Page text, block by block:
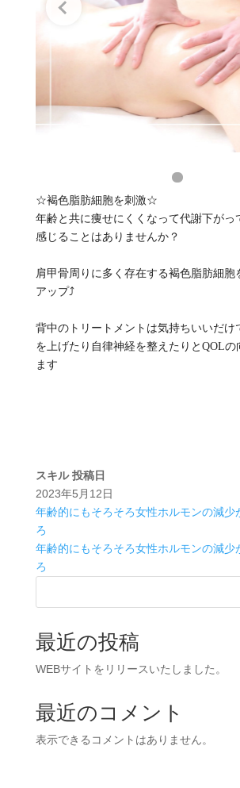
☆褐色脂肪細胞を刺激☆
年齢と共に痩せにくくなって代謝下がっ
感じることはありませんか？
肩甲骨周りに多く存在する褐色脂肪細胞
アップ⤴️
背中のトリートメントは気持ちいいだけ
を上げたり自律神経を整えたりとQOLの
ます
スキル 投稿日
2023年5月12日
年齢的にもそろそろ女性ホルモンの減少
ろ
年齢的にもそろそろ女性ホルモンの減少
ろ
最近の投稿
WEBサイトをリリースいたしました。
最近のコメント
表示できるコメントはありません。